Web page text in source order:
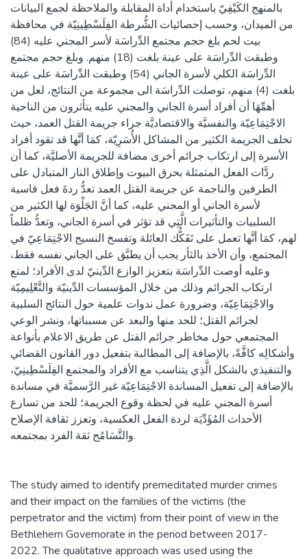
بالمنهج الكَيْفِيّ باستخدام أداة المقابلة والملاحظة لجمع البيانات
من الميدان، وحسب إحصائيات الشُّرطة الفِلَسْطِينِيّة في محافظة
بيت لحم بلغ حجم مجتمع الدِّراسَة لأسر المجني عليه (84)
وطبقت الدِّراسَة على عينة بلغت (18) منهم. وبلغ حجم مجتمع
الدِّراسَة الكلي لأسرة الجاني (54) وطبقت الدِّراسَة على عينة
بلغت (4) منهم، توصلت الدِّراسَة الى مجموعة من النتائج، لعل من
أهمِّهَا أن أفراد أسرة الجاني والمجني عليه يتأثرون من الناحية
الاجْتِمَاعِيّة والنفسيَّة والاقتصاديَّة جراء جريمة القتل العمد، حيث
تخلف الجريمة الكثير من المشاكل الأُسَرِيّة، كمَا أنَّها قد تقود أفراد
الأسرة إلى ارتكاب جرائم أخرى مضافة للجريمة الأصليَّة، كما أن
ردَّات الفعل المتمثلة بحرق البيوت وإطلاق النار المتبادل على
الطرفين والناجمة عن جريمة القتل العمد تعدُّ ردةَ فعل قاسية
لأسرة الجاني أو المجني عليه، كما أنَّ الجَلْوَة لها الكثير من
السلبيات والتأثيرات الَّتِي قد تؤثر في أسرة الجاني، وتعدُّ ظلماً
لهم، كمَا أنَّها تعمل على تَفَكُّك العائلة وتفسخ النسيج الاجْتِمَاعِيّ في
المجتمع، وأن الأخذ بالثأر يجب أن يطبَّق على الجاني نفسه فقط،
وعليه أوصت الدِّراسَة بتعزيز الوازع الدِّينيّ لدى الأفراد؛ لمنع
ارتكاب الجرائم وذلك من خلال المؤسسات الدِّينيّة والتَّعْلِيمِيّة
والاجْتِمَاعِيّة، وضرورة عمل ندوات علمية حول النتائج السلبية
لجرائم القتل؛ للحد منها والبعد عن مسبباتها، ونشر الوعي
المجتمعي حول مخاطر جرائم القتل عن طريق الاعلام بأنواعة
وأشكالِه كافَّةً، بالإضافة إلى المطالبة بتفعيل دور القانون القضائي
والتنفيذي بالشكل الَّذِي يتناسب مع الأفراد والمجتمع الفِلَسْطِينِيّ،
بالإضافة إلى تفعيل المساندة الاجْتِمَاعِيّة غير الرَّسميَّة في مساندة
أسرة المجني عليه في لحظة وقوع الجريمة؛ للحد من تسارع
الأحداث المُؤَدِّيَة لردة الفعل العكسية، وتعزز ثقافة الإصلاح
والتَّسَامُح ثقة الفرد بمجتمعه.
The study aimed to identify premeditated murder crimes
and their impact on the families of the victims (the
perpetrator and the victim) from their point of view in the
Bethlehem Governorate in the period between 2017-
2022. The qualitative approach was used using the